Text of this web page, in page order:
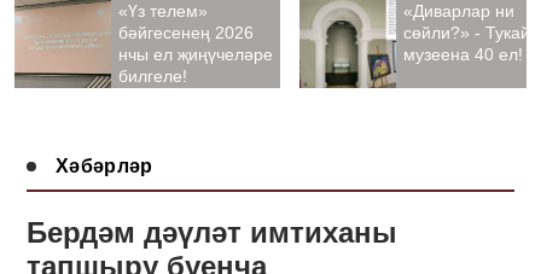
«Үз телем»
бәйгесенең 2026
нчы ел җиңүчеләре
билгеле!
«Диварлар ни
сөйли?» - Тукай
музеена 40 ел!
Хәбәрләр
Бердәм дәүләт имтиханы
тапшыру буенча